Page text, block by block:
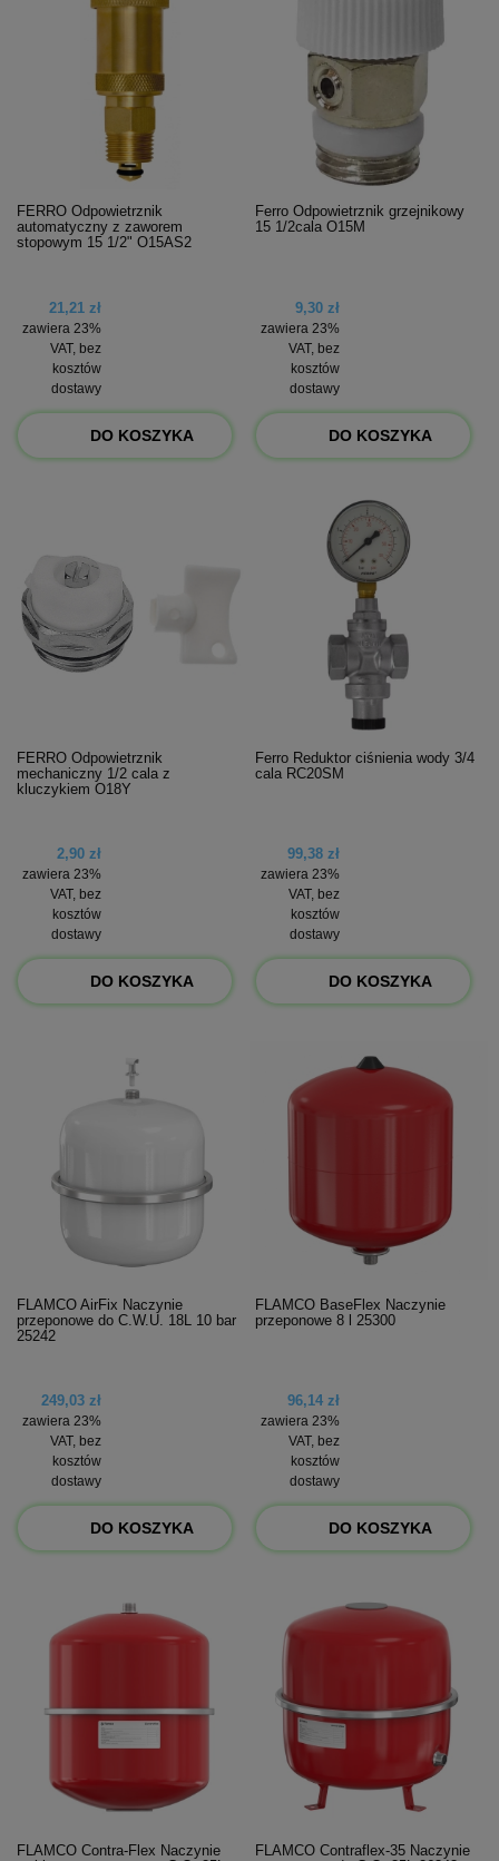
FERRO Odpowietrznik
automatyczny z zaworem
stopowym 15 1/2" O15AS2
21,21 zł
zawiera 23%
VAT, bez
kosztów
dostawy
DO KOSZYKA
Ferro Odpowietrznik grzejnikowy
15 1/2cala O15M
9,30 zł
zawiera 23%
VAT, bez
kosztów
dostawy
DO KOSZYKA
FERRO Odpowietrznik
mechaniczny 1/2 cala z
kluczykiem O18Y
2,90 zł
zawiera 23%
VAT, bez
kosztów
dostawy
DO KOSZYKA
Ferro Reduktor ciśnienia wody 3/4
cala RC20SM
99,38 zł
zawiera 23%
VAT, bez
kosztów
dostawy
DO KOSZYKA
FLAMCO AirFix Naczynie
przeponowe do C.W.U. 18L 10 bar
25242
249,03 zł
zawiera 23%
VAT, bez
kosztów
dostawy
DO KOSZYKA
FLAMCO BaseFlex Naczynie
przeponowe 8 l 25300
96,14 zł
zawiera 23%
VAT, bez
kosztów
dostawy
DO KOSZYKA
FLAMCO Contra-Flex Naczynie
FLAMCO Contraflex-35 Naczynie